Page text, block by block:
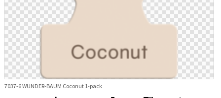
7037-6 WUNDER-BAUM Coconut 1-pack